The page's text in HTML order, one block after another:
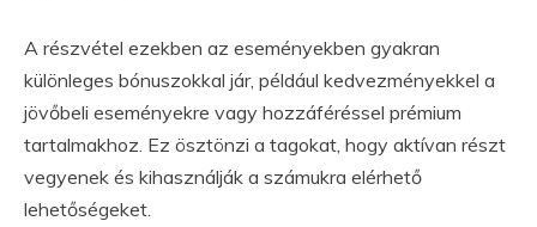
A részvétel ezekben az eseményekben gyakran
különleges bónuszokkal jár, például kedvezményekkel a
jövőbeli eseményekre vagy hozzáféréssel prémium
tartalmakhoz. Ez ösztönzi a tagokat, hogy aktívan részt
vegyenek és kihasználják a számukra elérhető
lehetőségeket.